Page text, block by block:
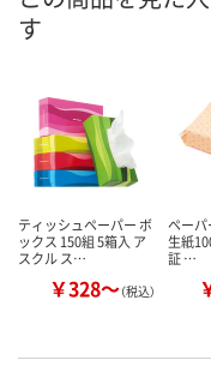
数量
カ
す
ティッシュペーパー ボ
ックス 150組 5箱入 ア
スクル ス…
￥328～（税込）
ペーパ
生紙
証 …